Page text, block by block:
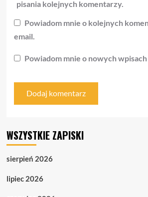
pisania kolejnych komentarzy.
Powiadom mnie o kolejnych
email.
Powiadom mnie o nowych wpisach
WSZYSTKIE ZAPISKI
sierpień 2026
lipiec 2026